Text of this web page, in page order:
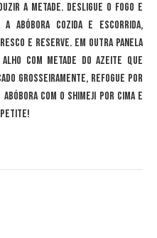
a metade. Desligue o fogo e
abóbora cozida e escorrida,
e reserve. Em outra panela
com metade do azeite que
grosseiramente, refogue por
com o shimeji por cima e